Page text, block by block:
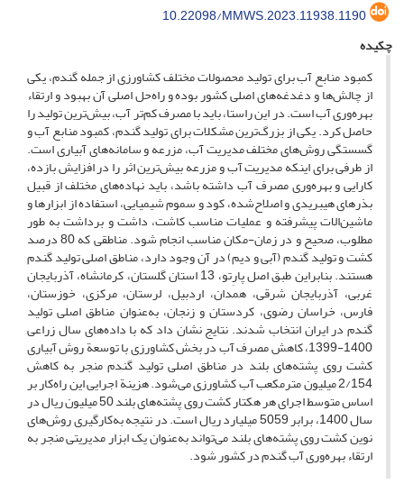
10.22098/MMWS.2023.11938.1190
چکیده
کمبود منابع آب برای تولید محصولات مختلف کشاورزی از جمله گندم، یکی
از چالش‌ها و دغدغه‌های اصلی کشور بوده و راه‌حل اصلی آن بهبود و ارتقاء
بهره‌وری آب است. در این راستا، باید با مصرف کم‌تر آب، بیش‌ترین تولید را
حاصل کرد. یکی از ‌بزرگ‌ترین مشکلات برای تولید گندم، کمبود منابع آب و
گسستگی روش‌های مختلف مدیریت آب، مزرعه و سامانه‌های آبیاری است.
از طرفی برای اینکه مدیریت آب و مزرعه بیش‌ترین اثر را در افزایش بازده،
کارایی و بهره‌وری مصرف آب داشته باشد، باید نهاده‌های مختلف از قبیل
بذرهای هیبریدی و اصلاح‌شده، کود و سموم شیمیایی، استفاده از ابزارها و
ماشین‌الات ‌پیشرفته و عملیات مناسب کاشت، داشت و برداشت به طور
مطلوب، صحیح و در زمان-مکان مناسب انجام شود. مناطقی که 80 درصد
کشت و تولید گندم (آبی و دیم) در آن‌ وجود دارد، مناطق اصلی تولید گندم
هستند. بنابراین طبق اصل پارِتو، 13 استان گلستان، کرمانشاه، آذربایجان
غربی، آذربایجان شرقی، همدان، اردبیل، لرستان، مرکزی،‌ خوزستان،
فارس، خراسان رضوی، کردستان و زنجان، به‌عنوان مناطق اصلی تولید
گندم در ایران انتخاب شدند. نتایج نشان داد که با داده‌های سال زراعی
1400-1399، کاهش مصرف آب در بخش کشاورزی با توسعة روش آبیاری
کشت روی پشته‌های بلند در مناطق اصلی تولید گندم منجر به کاهش
2/154 میلیون مترمکعب آب کشاورزی می‌شود. هزینة اجرایی این راه‌کار بر
اساس متوسط اجرای هر هکتار کشت روی پشته‌های بلند 50 میلیون ریال در
سال 1400، برابر 5059 میلیارد ریال است. در نتیجه به‌کارگیری روش‌های
نوین کشت روی پشته‌های بلند می‌تواند به‌عنوان یک ابزار مدیریتی منجر به
ارتقاء بهره‌وری آب گندم در کشور شود.